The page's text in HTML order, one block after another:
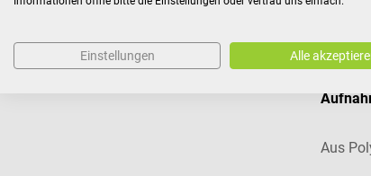
Aus
Einstellungen Alle